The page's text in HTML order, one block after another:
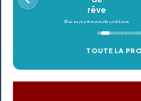
TOUTE LA